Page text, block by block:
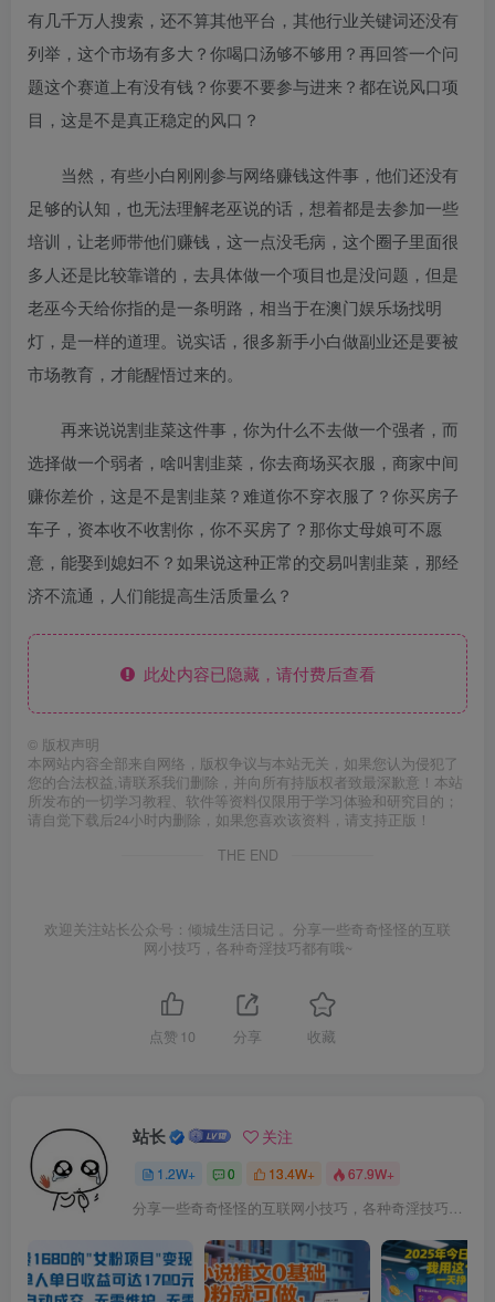
有几千万人搜索，还不算其他平台，其他行业关键词还没有
列举，这个市场有多大？你喝口汤够不够用？再回答一个问
题这个赛道上有没有钱？你要不要参与进来？都在说风口项
目，这是不是真正稳定的风口？
当然，有些小白刚刚参与网络赚钱这件事，他们还没有
足够的认知，也无法理解老巫说的话，想着都是去参加一些
培训，让老师带他们赚钱，这一点没毛病，这个圈子里面很
多人还是比较靠谱的，去具体做一个项目也是没问题，但是
老巫今天给你指的是一条明路，相当于在澳门娱乐场找明
灯，是一样的道理。说实话，很多新手小白做副业还是要被
市场教育，才能醒悟过来的。
再来说说割韭菜这件事，你为什么不去做一个强者，而
选择做一个弱者，啥叫割韭菜，你去商场买衣服，商家中间
赚你差价，这是不是割韭菜？难道你不穿衣服了？你买房子
车子，资本收不收割你，你不买房了？那你丈母娘可不愿
意，能娶到媳妇不？如果说这种正常的交易叫割韭菜，那经
济不流通，人们能提高生活质量么？
此处内容已隐藏，请付费后查看
© 版权声明
本网站内容全部来自网络，版权争议与本站无关，如果您认为侵犯了
您的合法权益,请联系我们删除，并向所有持版权者致最深歉意！本站
所发布的一切学习教程、软件等资料仅限用于学习体验和研究目的；
请自觉下载后24小时内删除，如果您喜欢该资料，请支持正版！
THE END
欢迎关注站长公众号：倾城生活日记 。分享一些奇奇怪怪的互联
网小技巧，各种奇淫技巧都有哦~
点赞 10 分享 收藏
站长 关注
1.2W+ 0 13.4W+ 67.9W+
分享一些奇奇怪怪的互联网小技巧，各种奇淫技巧都在本站。